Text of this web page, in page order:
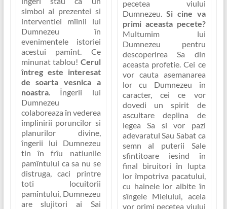
simbol al prezentei si
interventiei mîinii lui
Dumnezeu în
evenimentele istoriei
acestui pamînt. Ce
minunat tablou! Cerul
întreg este interesat
de soarta vesnica a
noastra. Îngerii lui
Dumnezeu
colaboreaza în vederea
împlinirii poruncilor si
planurilor divine,
îngerii lui Dumnezeu
tin în frîu natiunile
pamîntului ca sa nu se
distruga, caci printre
toti locuitorii
pamîntului, Dumnezeu
are slujitori ai Sai
pecetea viului
Dumnezeu .Si cine va
primi aceasta pecete?
Multumim lui
Dumnezeu pentru
descoperirea Sa din
aceasta profetie.Cei ce
vor cauta asemanarea
lor cu Dumnezeu în
caracter, cei ce vor
dovedi un spirit de
ascultare deplina de
legea Sa si vor pazi
adevaratul Sau Sabat ca
semn al puterii Sale
sfintitoare iesind în
final biruitori în lupta
lor împotriva pacatului,
cu hainele lor albite în
sîngele Mielului, aceia
vor primi pecetea viului